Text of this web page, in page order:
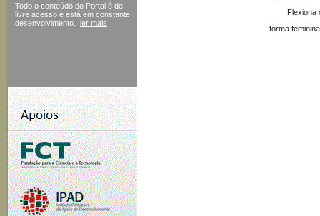
Todo o conteúdo do Portal é de
livre acesso e está em constante
desenvolvimento.
ler mais
Flexiona
forma